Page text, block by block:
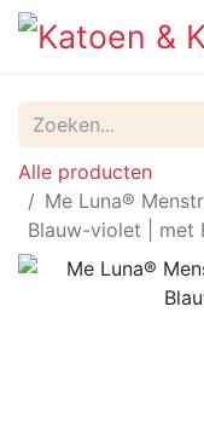
Alle producten
Me Luna®
Blauw-violet | met